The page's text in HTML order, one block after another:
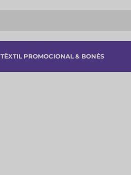
TÊXTIL PROMOCIONAL & BONÉS